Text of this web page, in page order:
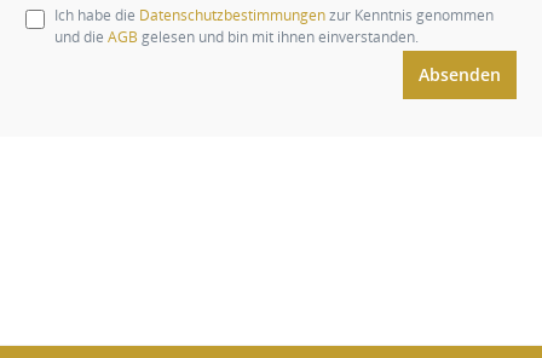
Ich habe die Datenschutzbestimmungenzur Kenntnis genommen
und die AGB gelesen und bin mit ihnen einverstanden.
Absenden